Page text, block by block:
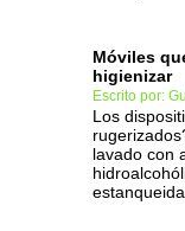
Móviles
higienizar
Escrito por:
Los
lavado con